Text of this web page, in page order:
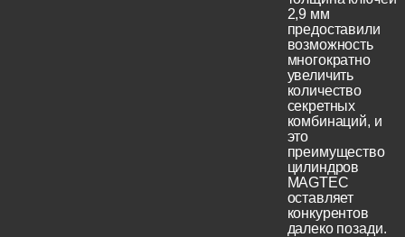
2,9 мм
предоставили
возможность
многократно
увеличить
количество
секретных
комбинаций, и
это
преимущество
цилиндров
MAGTEC
оставляет
конкурентов
далеко позади.